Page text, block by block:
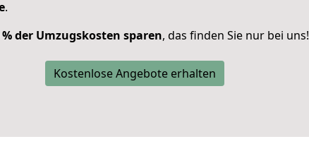
.
% der Umzugskosten sparen, das finden Sie nur bei uns!
Kostenlose Angebote erhalten